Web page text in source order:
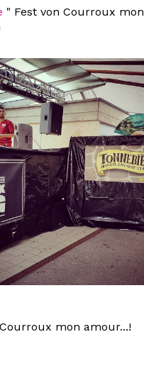
" Fest von Courroux mon
mon amour...!